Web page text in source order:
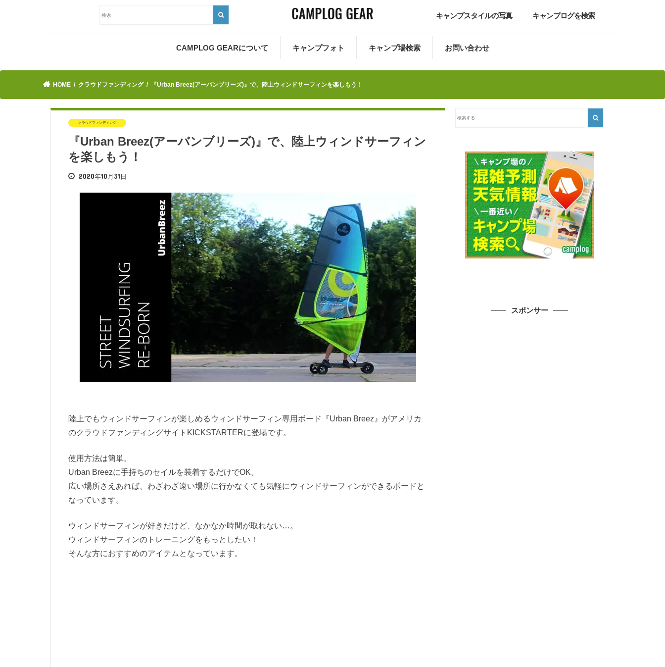
キャンプスタイルの写真 キャンプログを検索
CAMPLOG GEARについて キャンプフォト キャンプ場検索 お問い合わせ
HOME クラウドファンディング 『Urban Breez(アーバンブリーズ)』で、陸上ウィンドサーフィンを楽しもう！
クラウドファンディング
『Urban Breez(アーバンブリーズ)』で、陸上ウィンドサーフィン
を楽しもう！
2020年10月31日
陸上でもウィンドサーフィンが楽しめるウィンドサーフィン専用ボード『Urban Breez』がアメリカ
のクラウドファンディングサイトKICKSTARTERに登場です。
使用方法は簡単。
Urban Breezに手持ちのセイルを装着するだけでOK。
広い場所さえあれば、わざわざ遠い場所に行かなくても気軽にウィンドサーフィンができるボードと
なっています。
ウィンドサーフィンが好きだけど、なかなか時間が取れない…。
ウィンドサーフィンのトレーニングをもっとしたい！
そんな方におすすめのアイテムとなっています。
スポンサー